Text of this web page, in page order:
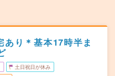
り＊基本17時半ま
土日祝日が休み